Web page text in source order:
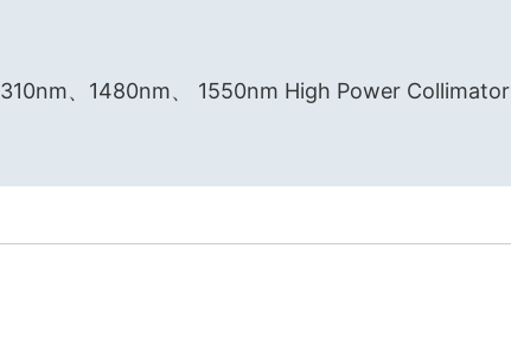
、1480nm、 1550nm High Power Collimator